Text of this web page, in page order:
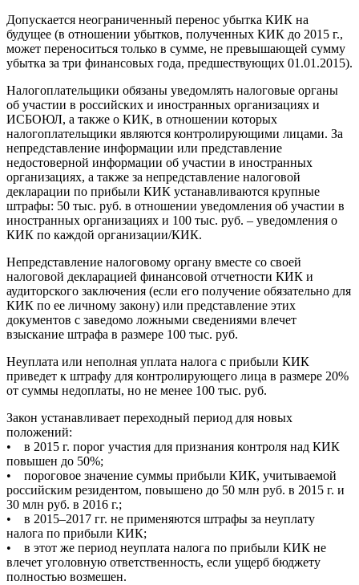
Допускается неограниченный перенос убытка КИК на
будущее (в отношении убытков, полученных КИК до 2015 г.,
может переноситься только в сумме, не превышающей сумму
убытка за три финансовых года, предшествующих 01.01.2015).
Налогоплательщики обязаны уведомлять налоговые органы
об участии в российских и иностранных организациях и
ИСБОЮЛ, а также о КИК, в отношении которых
налогоплательщики являются контролирующими лицами. За
непредставление информации или представление
недостоверной информации об участии в иностранных
организациях, а также за непредставление налоговой
декларации по прибыли КИК устанавливаются крупные
штрафы: 50 тыс. руб. в отношении уведомления об участии в
иностранных организациях и 100 тыс. руб. – уведомления о
КИК по каждой организации/КИК.
Непредставление налоговому органу вместе со своей
налоговой декларацией финансовой отчетности КИК и
аудиторского заключения (если его получение обязательно для
КИК по ее личному закону) или представление этих
документов с заведомо ложными сведениями влечет
взыскание штрафа в размере 100 тыс. руб.
Неуплата или неполная уплата налога с прибыли КИК
приведет к штрафу для контролирующего лица в размере 20%
от суммы недоплаты, но не менее 100 тыс. руб.
Закон устанавливает переходный период для новых
положений:
• в 2015 г. порог участия для признания контроля над КИК
повышен до 50%;
• пороговое значение суммы прибыли КИК, учитываемой
российским резидентом, повышено до 50 млн руб. в 2015 г. и
30 млн руб. в 2016 г.;
• в 2015–2017 гг. не применяются штрафы за неуплату
налога по прибыли КИК;
• в этот же период неуплата налога по прибыли КИК не
влечет уголовную ответственность, если ущерб бюджету
полностью возмешен.